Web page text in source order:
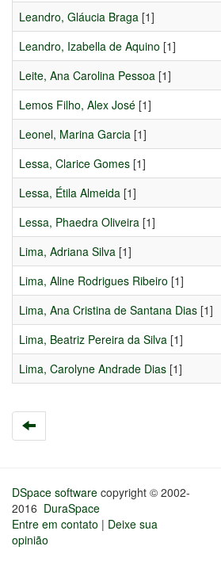
Leandro, Gláucia Braga [1]
Leandro, Izabella de Aquino [1]
Leite, Ana Carolina Pessoa [1]
Lemos Filho, Alex José [1]
Leonel, Marina Garcia [1]
Lessa, Clarice Gomes [1]
Lessa, Étila Almeida [1]
Lessa, Phaedra Oliveira [1]
Lima, Adriana Silva [1]
Lima, Aline Rodrigues Ribeiro [1]
Lima, Ana Cristina de Santana Dias [1]
Lima, Beatriz Pereira da Silva [1]
Lima, Carolyne Andrade Dias [1]
DSpace software copyright © 2002-
2016 DuraSpace
Entre em contato | Deixe sua
opinião